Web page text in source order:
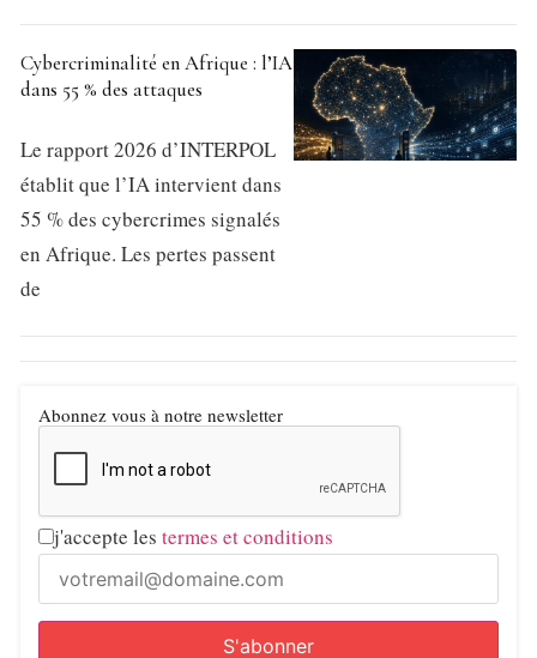
Cybercriminalité en Afrique : l’IA
dans 55 % des attaques
Le rapport 2026 d’INTERPOL
établit que l’IA intervient dans
55 % des cybercrimes signalés
en Afrique. Les pertes passent
de
Abonnez vous à notre newsletter
j'accepte les termes et conditions